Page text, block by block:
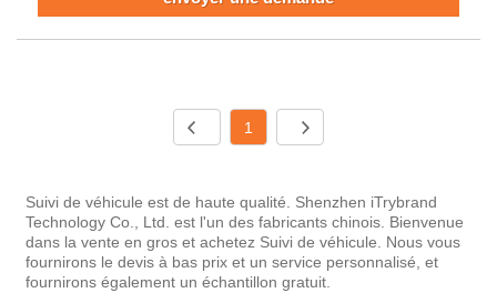
1
Suivi de véhicule est de haute qualité. Shenzhen iTrybrand
Technology Co., Ltd. est l'un des fabricants chinois. Bienvenue
dans la vente en gros et achetez Suivi de véhicule. Nous vous
fournirons le devis à bas prix et un service personnalisé, et
fournirons également un échantillon gratuit.